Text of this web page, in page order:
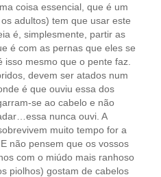
coisa essencial, que é um
adultos) tem que usar este
é, simplesmente, partir as
é com as pernas que eles se
mesmo que o pente faz.
devem ser atados num
é que ouviu essa dos
se ao cabelo e não
nunca ouvi. A
muito tempo for a
não pensem que os vossos
com o miúdo mais ranhoso
piolhos) gostam de cabelos